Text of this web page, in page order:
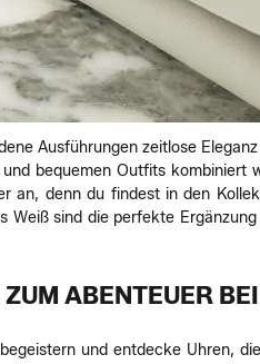
Ausführungen zeitlose
bequemen Outfits kombiniert
an, denn du findest in den
sind die perfekte
ABENTEUER
und entdecke Uhren,